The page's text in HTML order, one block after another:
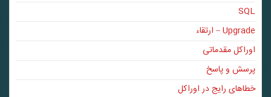
SQL
Upgrade – ارتقاء
اوراکل مقدماتی
پرسش و پاسخ
خطاهای رایج در اوراکل